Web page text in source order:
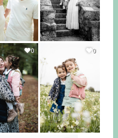
0 0